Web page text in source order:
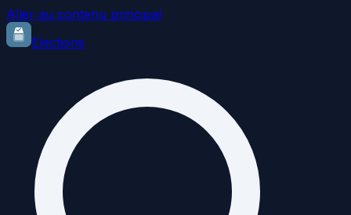
Aller au contenu principal
Elections